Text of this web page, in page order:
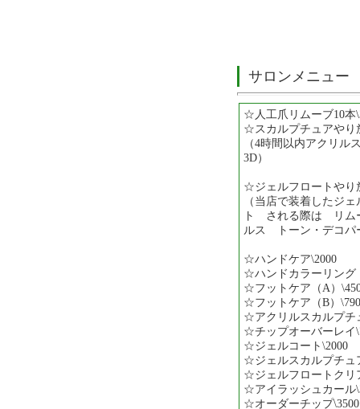
サロンメニュー
☆人工爪リムーブ10本
☆スカルプチュアやり
（4時間以内アクリル
3D）
☆ジェルフロートやり
（当店で装着したジ
ト される際は リム
ルス トーン・デコパ
☆ハンドケア\2000
☆ハンドカラーリング
☆フットケア（A）
☆フットケア（B）
☆アクリルスカルプチ
☆チップオーバーレイ
☆ジェルコート\2000
☆ジェルスカルプチュ
☆ジェルフロートクリ
☆アイラッシュカール
☆オーダーチップ